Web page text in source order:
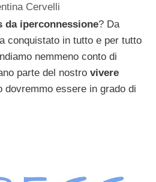
Cervelli
da iperconnessione? Da
conquistato in tutto e per tutto
nemmeno conto di
parte del nostro vivere
dovremmo essere in grado di